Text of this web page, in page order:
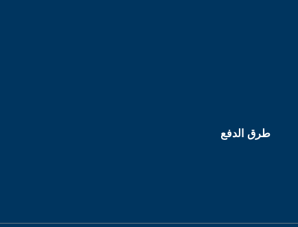
طرق الدفع